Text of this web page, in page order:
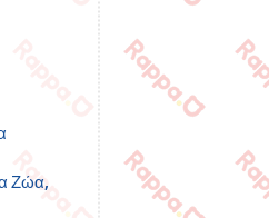
Ζώα,